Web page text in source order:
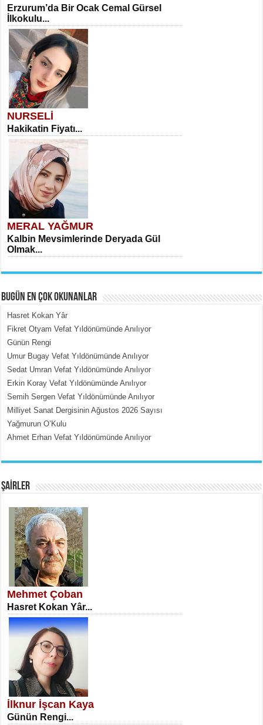
Erzurum’da Bir Ocak Cemal Gürsel
İlkokulu...
NURSELİ
Hakikatin Fiyatı...
MERAL YAĞMUR
Kalbin Mevsimlerinde Deryada Gül
Olmak...
MEHMET ÇOBAN
İçerdeki Put Dışardaki Maskeler...
SATILMIŞ ÜMİT ÇETİNKAYA
Erkenlik...
NECLA DİLEK ARSLAN
Öğretmenler Günü Mahkemesi...
BUGÜN EN ÇOK OKUNANLAR
Hasret Kokan Yâr
Fikret Otyam Vefat Yıldönümünde Anılıyor
Günün Rengi
Umur Bugay Vefat Yıldönümünde Anılıyor
Sedat Umran Vefat Yıldönümünde Anılıyor
Erkin Koray Vefat Yıldönümünde Anılıyor
Semih Sergen Vefat Yıldönümünde Anılıyor
Milliyet Sanat Dergisinin Ağustos 2026 Sayısı
Yağmurun O’Kulu
Ahmet Erhan Vefat Yıldönümünde Anılıyor
ŞAİRLER
Mehmet Çoban
Hasret Kokan Yâr...
İlknur İşcan Kaya
Günün Rengi...